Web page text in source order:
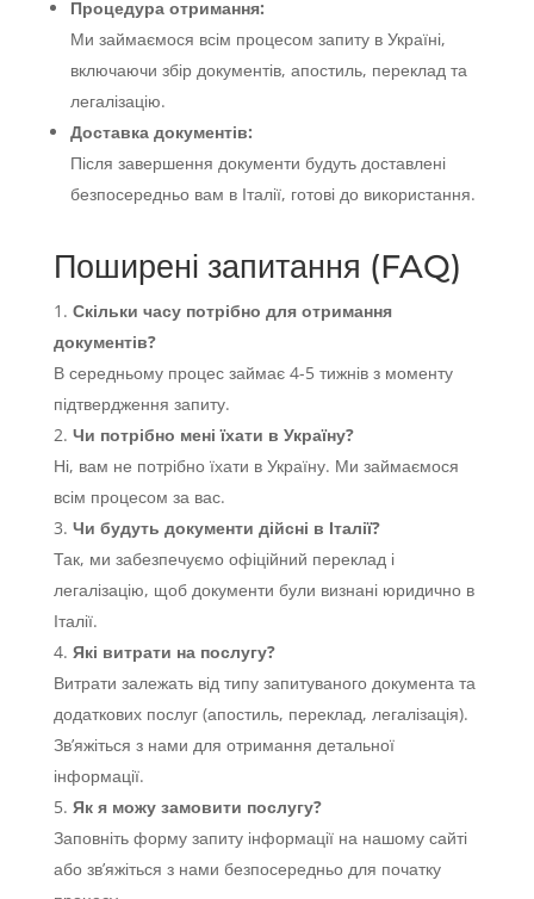
Процедура отримання:
Ми займаємося всім процесом запиту в Україні,
включаючи збір документів, апостиль, переклад та
легалізацію.
Доставка документів:
Після завершення документи будуть доставлені
безпосередньо вам в Італії, готові до використання.
Поширені запитання (FAQ)
Скільки часу потрібно для отримання
документів?
В середньому процес займає 4-5 тижнів з моменту
підтвердження запиту.
Чи потрібно мені їхати в Україну?
Ні, вам не потрібно їхати в Україну. Ми займаємося
всім процесом за вас.
Чи будуть документи дійсні в Італії?
Так, ми забезпечуємо офіційний переклад і
легалізацію, щоб документи були визнані юридично в
Італії.
Які витрати на послугу?
Витрати залежать від типу запитуваного документа та
додаткових послуг (апостиль, переклад, легалізація).
Зв’яжіться з нами для отримання детальної
інформації.
Як я можу замовити послугу?
Заповніть форму запиту інформації на нашому сайті
або зв’яжіться з нами безпосередньо для початку